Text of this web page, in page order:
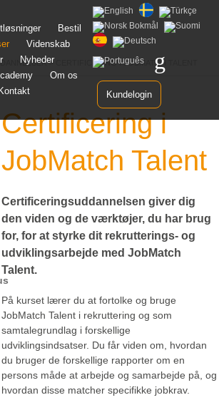
Spring
indhold
Bestil
Videnskab
Nyheder
Om os
Kontakt
Kundelogin
> CERTIFICERING I JOBMATCH TALENT
Certificering i
JobMatch Talent
Certificeringsuddannelsen giver dig
den viden og de værktøjer, du har brug
for, for at styrke dit rekrutterings- og
udviklingsarbejde med JobMatch
Talent.
På kurset lærer du at fortolke og bruge
JobMatch Talent i rekruttering og som
samtalegrundlag i forskellige
udviklingsindsatser. Du får viden om, hvordan
du bruger de forskellige rapporter om en
persons måde at arbejde og samarbejde på, og
hvordan disse matcher specifikke jobkrav.